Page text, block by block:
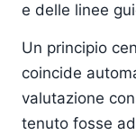
e delle linee
Un principio
coincide
valutazione
tenuto fosse